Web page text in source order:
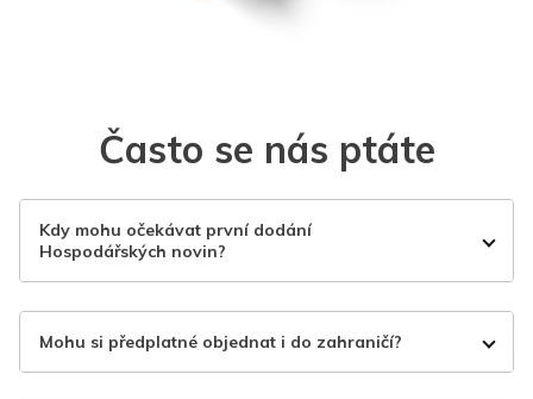
Často se nás ptáte
Kdy mohu očekávat první dodání
Hospodářských novin?
Mohu si předplatné objednat i do zahraničí?